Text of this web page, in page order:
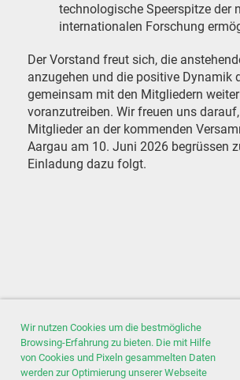
Wir nutzen Cookies um die bestmögliche
Browsing-Erfahrung zu bieten. Die mit Hilfe
von Cookies und Pixeln gesammelten Daten
werden zur Optimierung unserer Webseite
technologische Speerspitze der
internationalen Forschung
Der Vorstand freut sich, die
anzugehen und die positive Dynamik
gemeinsam mit den Mitgliedern weiter
voranzutreiben. Wir freuen uns
Mitglieder an der kommenden
Aargau am 10. Juni 2026 begrüssen
Einladung dazu folgt.